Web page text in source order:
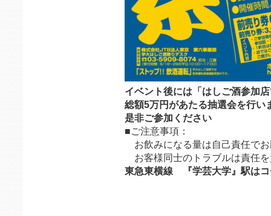
イベント後には「はしご酒参加
総額5万円があたる抽選会を行い
是非ご参加ください
■ご注意事項：
お飲みになる量は自己責任で
お客様同士のトラブルは責任
東急東横線 『学芸大学』駅はコ